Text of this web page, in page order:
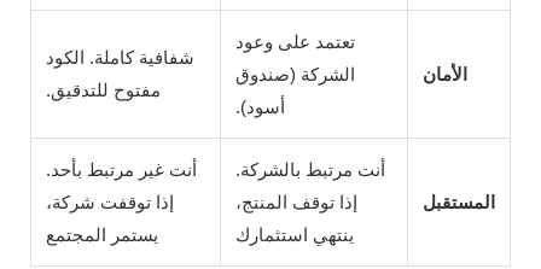
الأمان
تعتمد على وعود
الشركة (صندوق
أسود).
شفافية كاملة. الكود
مفتوح للتدقيق.
المستقبل
أنت مرتبط بالشركة.
إذا توقف المنتج،
ينتهي استثمارك
أنت غير مرتبط بأحد.
إذا توقفت شركة،
يستمر المجتمع